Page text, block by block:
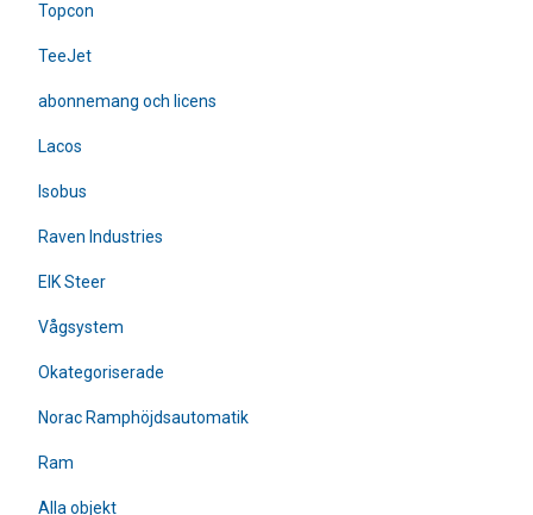
Topcon
TeeJet
abonnemang och licens
Lacos
Isobus
Raven Industries
EIK Steer
Vågsystem
Okategoriserade
Norac Ramphöjdsautomatik
Ram
Alla objekt